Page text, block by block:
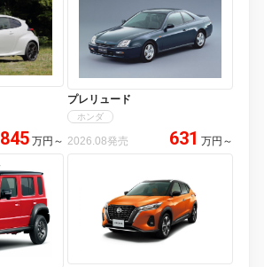
845 万円 ～
プレリュード
ホンダ
2026.08発売 631 万円 ～